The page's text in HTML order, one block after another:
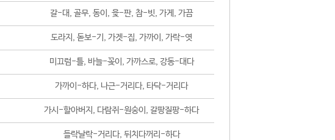
갈-대, 골무, 동이, 윷-판, 참-빗, 가게, 가끔
도라지, 돋보-기, 가겟-집, 가까이, 가락-엿
미끄럼-틀, 바늘-꽂이, 가까스로, 강동-대다
가까이-하다, 나근-거리다, 타닥-거리다
가시-할아버지, 다람쥐-원숭이, 갈팡질팡-하다
들락날락-거리다, 뒤치다꺼리-하다